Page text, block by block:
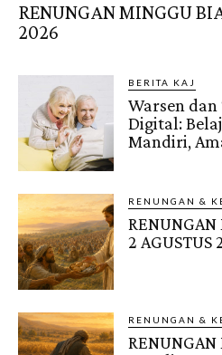
RENUNGAN MINGGU
2026
BERITA KAJ
Warsen
Digital:
Mandiri,
RENUNGAN &
RENUNGAN
2 AGUSTUS
RENUNGAN &
RENUNGAN